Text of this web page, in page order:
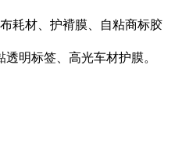
耗材、护褙膜、自粘商标胶
明标签、高光车材护膜。